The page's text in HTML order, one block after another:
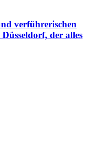
verführerischen
der alles